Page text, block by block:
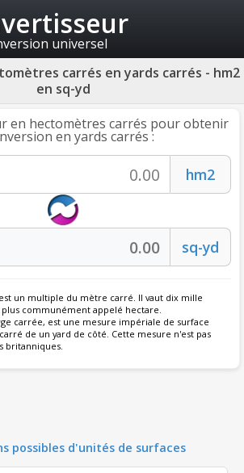
universel
carrés en yards carrés - hm2
en sq-yd
en hectomètres carrés pour obtenir
en yards carrés :
un multiple du mètre carré. Il vaut dix mille
communément appelé hectare.
carrée, est une mesure impériale de surface
de un yard de côté. Cette mesure n'est pas
britanniques.
possibles d'unités de surfaces